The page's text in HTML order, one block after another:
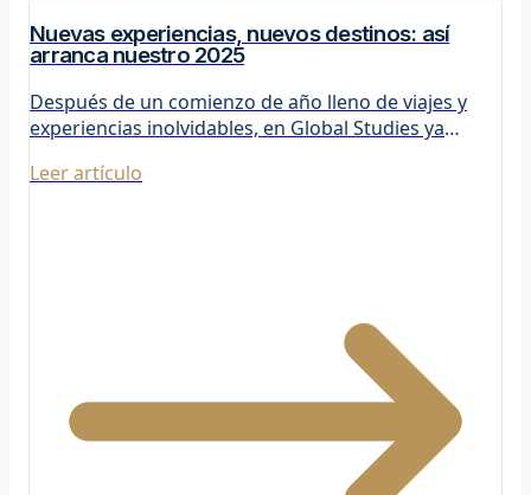
Nuevas experiencias, nuevos destinos: así
arranca nuestro 2025
Después de un comienzo de año lleno de viajes y
experiencias inolvidables, en Global Studies ya
Coord...
Leer artículo